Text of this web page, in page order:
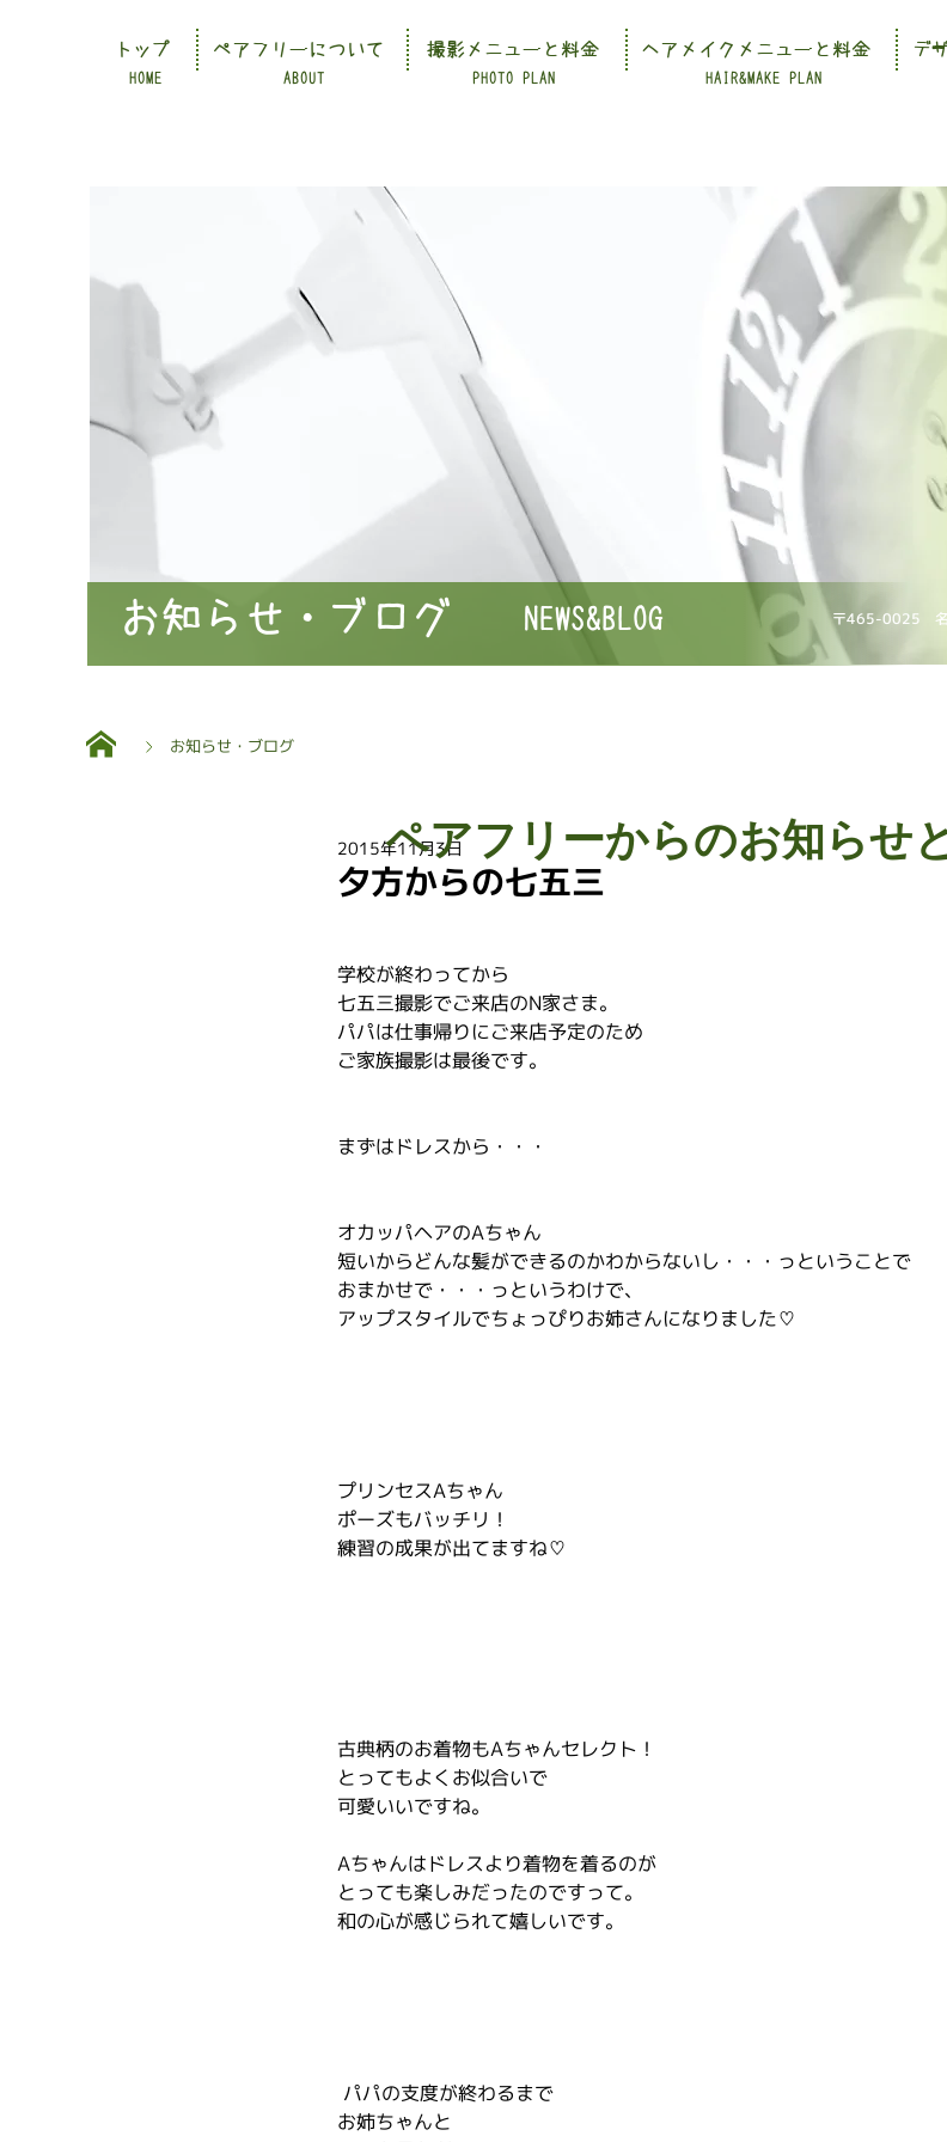
HOME ABOUT PHOTO PLAN HAIR&MAKE PLAN
トップ ペアフリーについて 撮影メニューと料金 ヘアメイクメニューと料金 デ
〒465-0025 名
NEWS&BLOG
お知らせ・ブログ
お知らせ・ブログ
夕方からの七五三
2015年11月3日
学校が終わってから
七五三撮影でご来店のN家さま。
パパは仕事帰りにご来店予定のため
ご家族撮影は最後です。
まずはドレスから・・・
オカッパヘアのAちゃん
短いからどんな髪ができるのかわからないし・・・っということで
おまかせで・・・っというわけで、
アップスタイルでちょっぴりお姉さんになりました♡
プリンセスAちゃん
ポーズもバッチリ！
練習の成果が出てますね♡
古典柄のお着物もAちゃんセレクト！
とってもよくお似合いで
可愛いいですね。
Aちゃんはドレスより着物を着るのが
とっても楽しみだったのですって。
和の心が感じられて嬉しいです。
パパの支度が終わるまで
お姉ちゃんと
ペアフリーからのお知らせ